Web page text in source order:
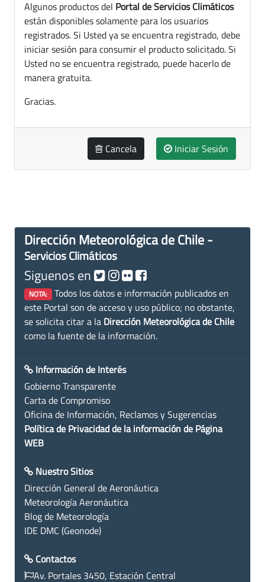
Algunos productos del Portal de Servicios Climáticos
están disponibles solamente para los usuarios
registrados. Si Usted ya se encuentra registrado, debe
iniciar sesión para consumir el producto solicitado. Si
Usted no se encuentra registrado, puede hacerlo de
manera gratuita.
Gracias.
Cancela Iniciar Sesión
Dirección Meteorológica de Chile -
Servicios Climáticos
Siguenos en
NOTA: Todos los datos e información publicados en
este Portal son de acceso y uso público; no obstante,
se solicita citar a la Dirección Meteorológica de Chile
como la fuente de la información.
Información de Interés
Gobierno Transparente
Carta de Compromiso
Oficina de Información, Reclamos y Sugerencias
Política de Privacidad de la información de Página
WEB
Nuestro Sitios
Dirección General de Aeronáutica
Meteorología Aeronáutica
Blog de Meteorología
IDE DMC (Geonode)
Contactos
Av. Portales 3450, Estación Central